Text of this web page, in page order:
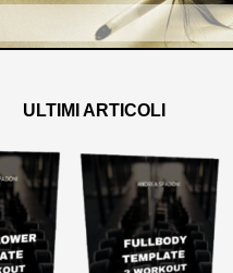
ULTIMI ARTICOLI